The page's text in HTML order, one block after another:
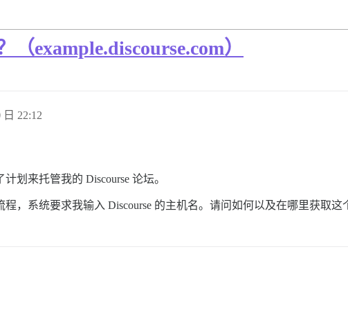
example.discourse.com）
日 22:12
划来托管我的 Discourse 论坛。
，系统要求我输入 Discourse 的主机名。请问如何以及在哪里获取这